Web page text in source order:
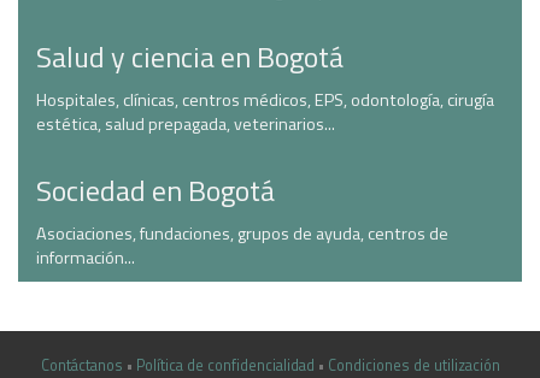
Salud y ciencia en Bogotá
Hospitales, clínicas, centros médicos, EPS, odontología, cirugía
estética, salud prepagada, veterinarios...
Sociedad en Bogotá
Asociaciones, fundaciones, grupos de ayuda, centros de
información...
Contáctanos • Política de confidencialidad • Condiciones de utilización